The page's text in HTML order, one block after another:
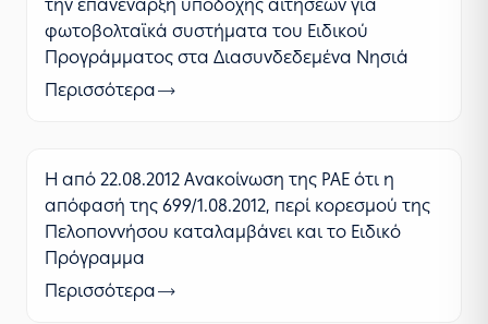
την επανέναρξη υποδοχής αιτήσεων για
φωτοβολταϊκά συστήματα του Ειδικού
Προγράμματος στα Διασυνδεδεμένα Νησιά
Περισσότερα
Η από 22.08.2012 Ανακοίνωση της ΡΑΕ ότι η
απόφασή της 699/1.08.2012, περί κορεσμού της
Πελοποννήσου καταλαμβάνει και το Ειδικό
Πρόγραμμα
Περισσότερα